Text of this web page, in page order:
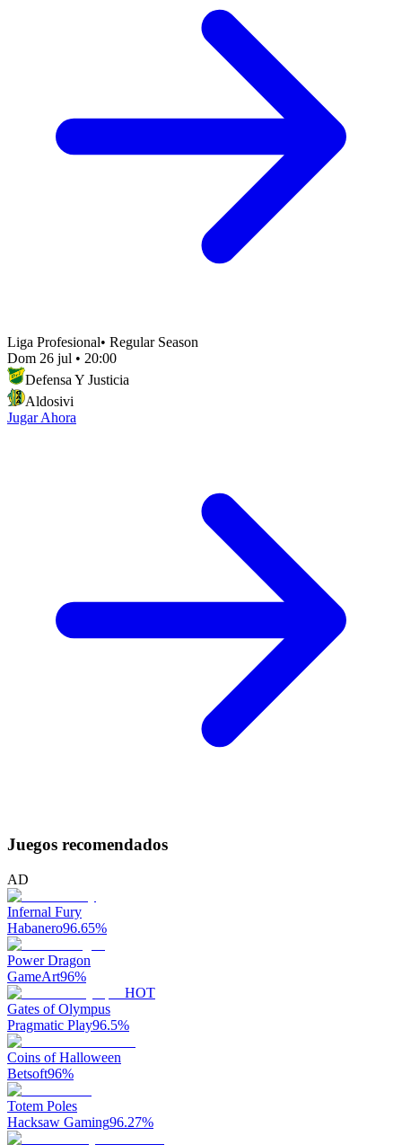
Liga Profesional• Regular Season
Dom 26 jul • 20:00
Defensa Y Justicia
Aldosivi
Jugar Ahora
Juegos recomendados
AD
Infernal Fury
Habanero96.65%
Power Dragon
GameArt96%
HOT
Gates of Olympus
Pragmatic Play96.5%
Coins of Halloween
Betsoft96%
Totem Poles
Hacksaw Gaming96.27%